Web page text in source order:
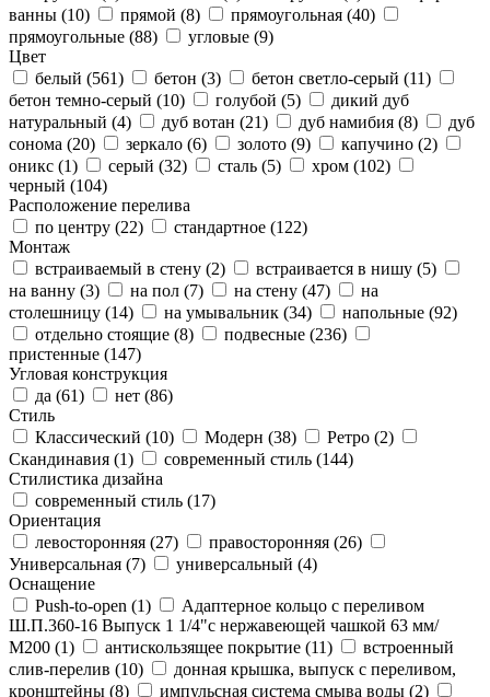
ванны (10) прямой (8) прямоугольная (40)
прямоугольные (88) угловые (9)
Цвет
белый (561) бетон (3) бетон светло-серый (11)
бетон темно-серый (10) голубой (5)
дикий дуб
натуральный (4) дуб вотан (21) дуб намибия (8)
дуб
сонома (20) зеркало (6) золото (9) капучино (2)
оникс (1) серый (32) сталь (5) хром (102)
черный (104)
Расположение перелива
по центру (22) стандартное (122)
Монтаж
встраиваемый в стену (2) встраивается в нишу (5)
на ванну (3) на пол (7) на стену (47)
на
столешницу (14) на умывальник (34) напольные (92)
отдельно стоящие (8) подвесные (236)
пристенные (147)
Угловая конструкция
да (61) нет (86)
Стиль
Классический (10) Модерн (38) Ретро (2)
Скандинавия (1) современный стиль (144)
Стилистика дизайна
современный стиль (17)
Ориентация
левосторонняя (27) правосторонняя (26)
Универсальная (7) универсальный (4)
Оснащение
Push-to-open (1)
Адаптерное кольцо с переливом
Ш.П.360-16 Выпуск 1 1/4"с нержавеющей чашкой 63 мм/
М200 (1) антискользящее покрытие (11)
встроенный
слив-перелив (10)
донная крышка, выпуск с переливом,
кронштейны (8) импульсная система смыва воды (2)